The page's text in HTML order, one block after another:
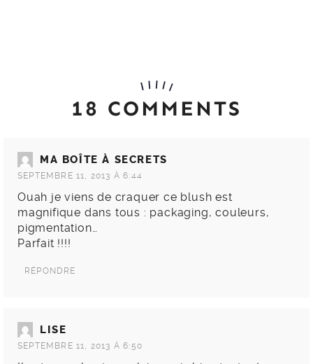
18 COMMENTS
MA BOÎTE À SECRETS
SEPTEMBRE 11, 2013 À 6:44
Ouah je viens de craquer ce blush est
magnifique dans tous : packaging, couleurs,
pigmentation…
Parfait !!!!
RÉPONDRE
LISE
SEPTEMBRE 11, 2013 À 6:50